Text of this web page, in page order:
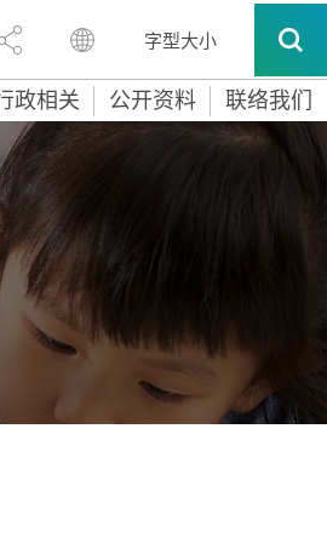
字型大小
政相关 公开资料 联络我们